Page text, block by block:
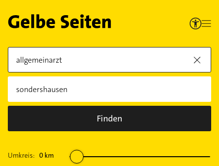
Finden
Umkreis: 0 km